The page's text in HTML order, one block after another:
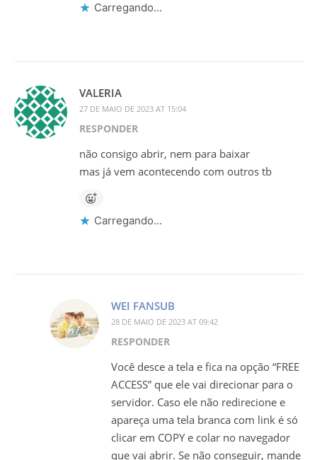
Carregando...
VALERIA
27 DE MAIO DE 2023 AT 15:04
RESPONDER
não consigo abrir, nem para baixar
mas já vem acontecendo com outros tb
Carregando...
WEI FANSUB
28 DE MAIO DE 2023 AT 09:42
RESPONDER
Você desce a tela e fica na opção “FREE
ACCESS” que ele vai direcionar para o
servidor. Caso ele não redirecione e
apareça uma tela branca com link é só
clicar em COPY e colar no navegador
que vai abrir. Se não conseguir, mande